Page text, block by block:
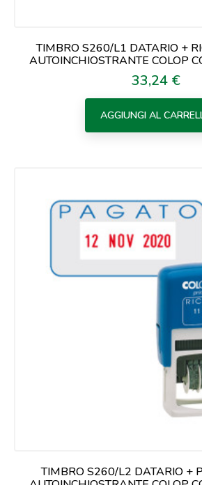
TIMBRO S260/L1 DATARIO +
AUTOINCHIOSTRANTE COLOP
Prezzo
33,24 €
AGGIUNGI AL
TIMBRO S260/L2 DATARIO +